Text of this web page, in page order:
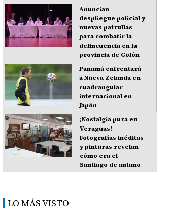
Anuncian
despliegue policial y
nuevas patrullas
para combatir la
delincuencia en la
provincia de Colón
Panamá enfrentará
a Nueva Zelanda en
cuadrangular
internacional en
Japón
¡Nostalgia pura en
Veraguas!
Fotografías inéditas
y pinturas revelan
cómo era el
Santiago de antaño
LO MÁS VISTO